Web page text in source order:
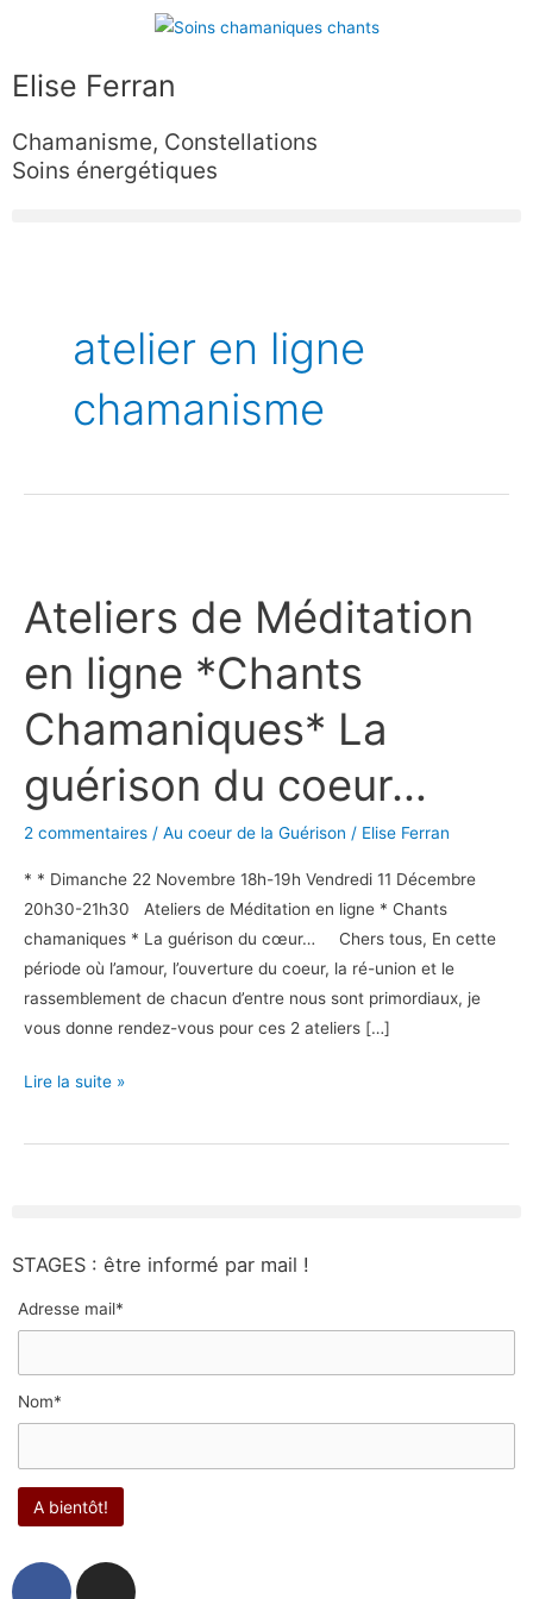
contenu
Elise Ferran
Chamanisme, Constellations
Soins énergétiques
atelier en ligne
chamanisme
Ateliers de Méditation
en ligne *Chants
Chamaniques* La
guérison du coeur…
2 commentaires / Au coeur de la Guérison / Elise Ferran
* * Dimanche 22 Novembre 18h-19h Vendredi 11 Décembre
20h30-21h30 Ateliers de Méditation en ligne * Chants
chamaniques * La guérison du cœur… Chers tous, En cette
période où l’amour, l’ouverture du coeur, la ré-union et le
rassemblement de chacun d’entre nous sont primordiaux, je
vous donne rendez-vous pour ces 2 ateliers […]
Méditation
en
ligne
Chamaniques*
guérison
du
Lire la suite »
STAGES : être informé par mail !
Adresse mail*
Nom*
F
I